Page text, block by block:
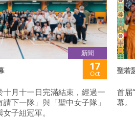
新聞
17
Oct
月十一日完滿結束，經過一
下一隊」與「聖中女子隊」
子組冠軍。
聖若
首届
幕。